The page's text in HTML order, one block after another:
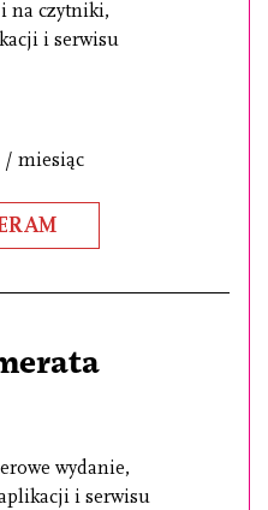
na czytniki,
i serwisu
/ miesiąc
wydanie,
i serwisu